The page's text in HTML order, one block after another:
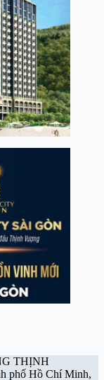
THỊNH
phố Hồ Chí Minh,